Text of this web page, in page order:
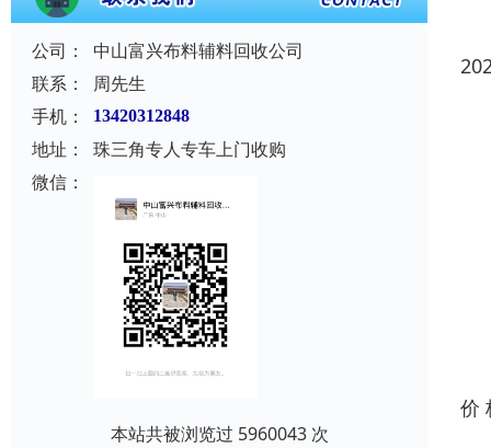
公司：
中山富兴布料辅料回收公司
联系：
周先生
手机：
13420312848
地址：
珠三角专人专车上门收购
微信：
本站共被浏览过 5960043 次
价